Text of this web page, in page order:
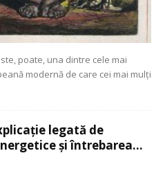
poate, una dintre cele mai
modernă de care cei mai mulți
legată de
și întrebarea...